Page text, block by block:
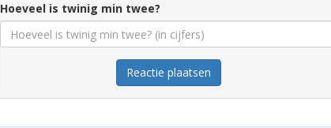
Hoeveel is twinig min twee?
Reactie plaatsen